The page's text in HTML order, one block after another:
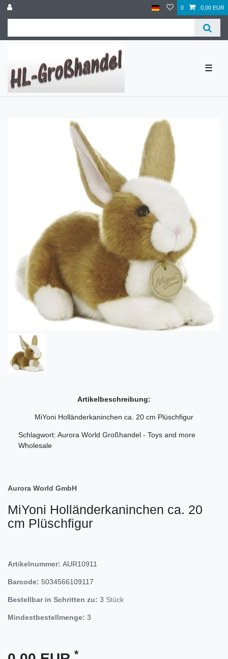
0 0,00 EUR
☰
Artikelbeschreibung:
MiYoni Holländerkaninchen ca. 20 cm Plüschfigur
Schlagwort: Aurora World Großhandel - Toys and more
Wholesale
Aurora World GmbH
MiYoni Holländerkaninchen ca. 20
cm Plüschfigur
Artikelnummer: AUR10911
Barcode: 5034566109117
Bestellbar in Schritten zu: 3 Stück
Mindestbestellmenge: 3
*